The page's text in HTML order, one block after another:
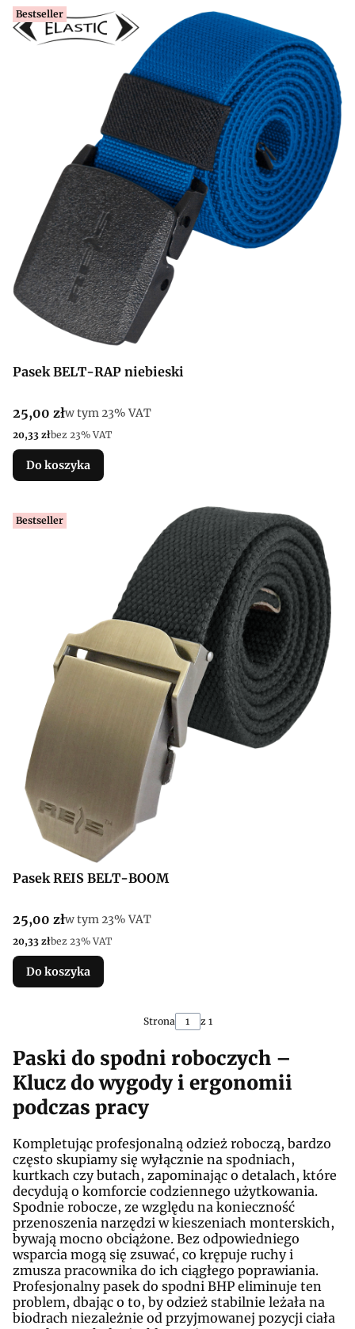
Bestseller
Pasek BELT-RAP niebieski
Cena brutto
25,00 złw tym %s VAT
w tym23% VAT
Cena netto
20,33 złbez 23% VAT
Do koszyka
Bestseller
Pasek REIS BELT-BOOM
Cena brutto
25,00 złw tym %s VAT
w tym23% VAT
Cena netto
20,33 złbez 23% VAT
Do koszyka
Strona z 1
Paski do spodni roboczych –
Klucz do wygody i ergonomii
podczas pracy
Kompletując profesjonalną odzież roboczą, bardzo
często skupiamy się wyłącznie na spodniach,
kurtkach czy butach, zapominając o detalach, które
decydują o komforcie codziennego użytkowania.
Spodnie robocze, ze względu na konieczność
przenoszenia narzędzi w kieszeniach monterskich,
bywają mocno obciążone. Bez odpowiedniego
wsparcia mogą się zsuwać, co krępuje ruchy i
zmusza pracownika do ich ciągłego poprawiania.
Profesjonalny pasek do spodni BHP eliminuje ten
problem, dbając o to, by odzież stabilnie leżała na
biodrach niezależnie od przyjmowanej pozycji ciała